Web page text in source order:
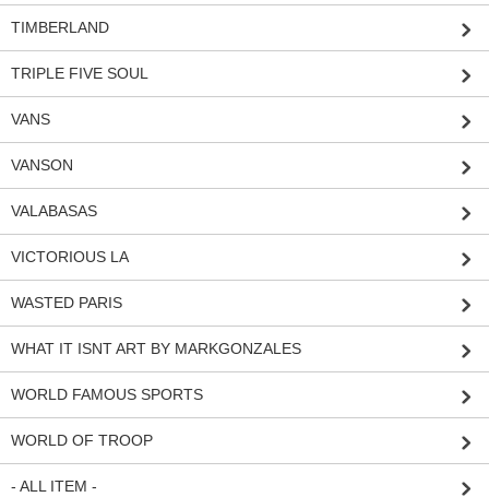
TIMBERLAND
TRIPLE FIVE SOUL
VANS
VANSON
VALABASAS
VICTORIOUS LA
WASTED PARIS
WHAT IT ISNT ART BY MARKGONZALES
WORLD FAMOUS SPORTS
WORLD OF TROOP
- ALL ITEM -